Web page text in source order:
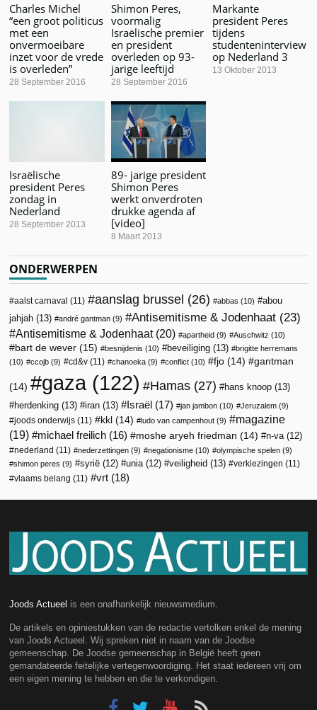
Charles Michel
“een groot politicus
met een
onvermoeibare
inzet voor de vrede
is overleden”
28 September 2016
Shimon Peres,
voormalig
Israëlische premier
en president
overleden op 93-
jarige leeftijd
28 September 2016
Markante
president Peres
tijdens
studenteninterview
op Nederland 3
13 Oktober 2013
Israëlische
president Peres
zondag in
Nederland
28 September 2013
89- jarige president
Shimon Peres
werkt onverdroten
drukke agenda af
[video]
8 Maart 2013
ONDERWERPEN
aalst carnaval (11) aanslag brussel (26) abbas (10)
abou
jahjah (13) andré gantman (9) Antisemitisme & Jodenhaat (23)
Antisemitisme & Jodenhaat(20) apartheid (9) Auschwitz (10)
bart de wever (15) besnijdenis (10) beveiliging (13)
brigitte herremans
(10)
ccojb (9) cd&v (11) chanoeka (9) conflict (10) fjo (14) gantman
(14) gaza(122) Hamas (27) hans knoop (13)
herdenking (13) iran (13) Israël (17) jan jambon (10) Jeruzalem (9)
joods onderwijs (11) kkl (14) ludo van campenhout (9)
magazine
(19)
michael freilich (16) moshe aryeh friedman (14) n-va(12)
nederland (11) nederzettingen (9) negationisme (10) olympische spelen (9)
shimon peres (9) syrië (12) unia(12) veiligheid (13) verkiezingen (11)
vlaams belang (11) vrt (18)
Joods Actueel is een onafhankelijk nieuwsmedium.
De artikels en opiniestukken van de redactie vertolken enkel de mening
van Joods Actueel. Wij spreken niet in naam van de Joodse
gemeenschap. De Joodse gemeenschap in België heeft geen
gemandateerde feitelijke vertegenwoordiging. Het staat iedereen vrij om
een eigen mening te hebben en die te verkondigen.